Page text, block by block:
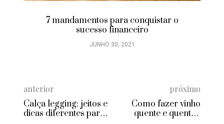
7 mandamentos para conquistar o
sucesso financeiro
JUNHO 30, 2021
anterior
Calça legging: jeitos e
dicas diferentes para
próximo
Como fazer vinho
quente e quentão